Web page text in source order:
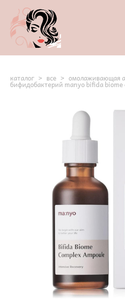
каталог > все > омолаживающая
бифидобактерий manyo bifida biome